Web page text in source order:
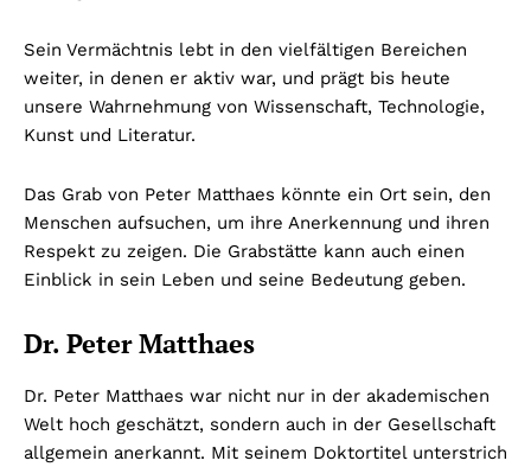
Sein Vermächtnis lebt in den vielfältigen Bereichen
weiter, in denen er aktiv war, und prägt bis heute
unsere Wahrnehmung von Wissenschaft, Technologie,
Kunst und Literatur.
Das Grab von Peter Matthaes könnte ein Ort sein, den
Menschen aufsuchen, um ihre Anerkennung und ihren
Respekt zu zeigen. Die Grabstätte kann auch einen
Einblick in sein Leben und seine Bedeutung geben.
Dr. Peter Matthaes
Dr. Peter Matthaes war nicht nur in der akademischen
Welt hoch geschätzt, sondern auch in der Gesellschaft
allgemein anerkannt. Mit seinem Doktortitel unterstrich